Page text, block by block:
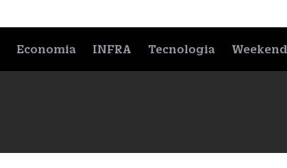
Economia INFRA Tecnologia Weekend